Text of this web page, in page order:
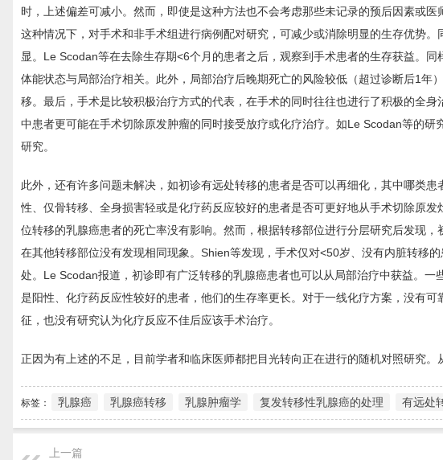
时，上述偏差可减小。然而，即使是这种方法也不会考虑那些未记录的预后因素或
这种情况下，对手术和非手术组进行病例配对研究，可减少或消除明显的生存优势
显。Le Scodan等在去除生存期<6个月的患者之后，观察到手术患者的生存获益。
体能状态与局部治疗相关。此外，局部治疗后晚期死亡的风险较低（超过诊断后1年
移。最后，手术是比较积极治疗方式的代表，在手术的同时往往也进行了积极的全
中患者更可能在手术切除原发肿瘤的同时接受放疗或化疗治疗。如Le Scodan等的
研究。
此外，还有许多问题未解决，如初诊有远处转移的患者是否可以再细化，其中哪类
性、仅骨转移、全身损害轻或是化疗药反应较好的患者是否可更好地从手术切除原
位转移的乳腺癌患者的死亡率没有影响。然而，根据转移部位进行分层研究后发现
在其他转移部位没有发现相同现象。Shien等发现，手术仅对<50岁、没有内脏转移
处。Le Scodan报道，初诊即有广泛转移的乳腺癌患者也可以从局部治疗中获益。
是阳性、化疗药反应性较好的患者，他们的生存率更长。对于一线化疗方案，没有
征，也没有研究认为化疗反应不佳后应该手术治疗。
正因为有上述的不足，目前学者和临床医师都把目光转向正在进行的随机对照研究。
标签： 乳腺癌 乳腺癌转移 乳腺肿瘤学 复发转移性乳腺癌的处理 有远处
上一篇